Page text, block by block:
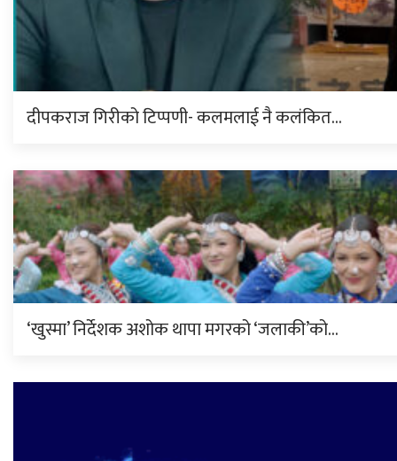
दीपकराज गिरीको टिप्पणी- कलमलाई नै कलंकित…
‘खुस्मा’ निर्देशक अशोक थापा मगरको ‘जलाकी’को…